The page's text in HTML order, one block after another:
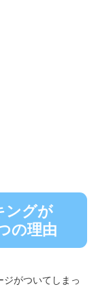
ングが
の理由
がついてしまっ